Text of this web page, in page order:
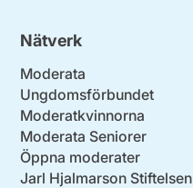
Nätverk
Moderata
Ungdomsförbundet
Moderatkvinnorna
Moderata Seniorer
Öppna moderater
Jarl Hjalmarson Stiftelsen